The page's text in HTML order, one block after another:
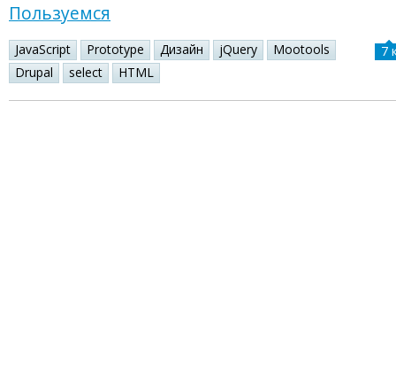
Пользуемся
JavaScript Prototype Дизайн jQuery
Mootools
Drupal
select HTML
7